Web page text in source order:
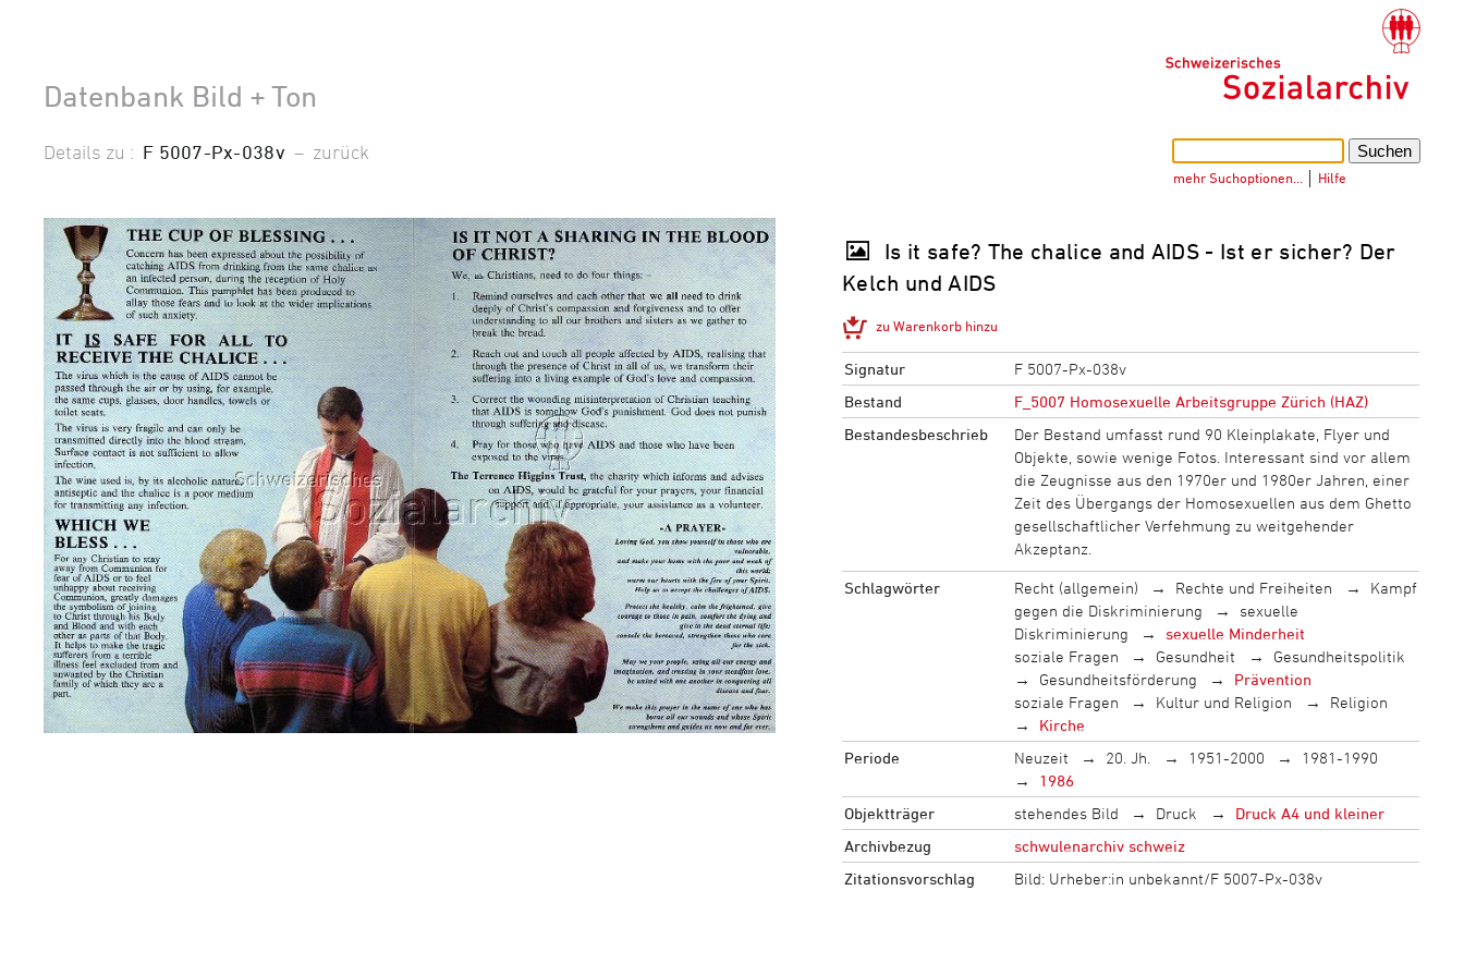
Datenbank Bild + Ton
mehr Suchoptionen… Hilfe
Details zu : F 5007-Px-038v – zurück
Is it safe? The chalice and AIDS - Ist er sicher? Der
Kelch und AIDS
zu Warenkorb hinzu
Signatur
F 5007-Px-038v
Bestand
F_5007 Homosexuelle Arbeitsgruppe Zürich (HAZ)
Bestandesbeschrieb
Der Bestand umfasst rund 90 Kleinplakate, Flyer und
Objekte, sowie wenige Fotos. Interessant sind vor allem
die Zeugnisse aus den 1970er und 1980er Jahren, einer
Zeit des Übergangs der Homosexuellen aus dem Ghetto
gesellschaftlicher Verfehmung zu weitgehender
Akzeptanz.
Schlagwörter Recht (allgemein) Rechte und Freiheiten
Kampf
gegen die Diskriminierung
sexuelle
Diskriminierung
sexuelle Minderheit
soziale Fragen
Gesundheit
Gesundheitspolitik
Gesundheitsförderung
Prävention
soziale Fragen
Kultur und Religion
Religion
Kirche
Periode
Neuzeit 20. Jh. 1951-2000
1981-1990
1986
Objektträger
stehendes Bild Druck
Druck A4 und kleiner
Archivbezug
schwulenarchiv schweiz
Zitationsvorschlag
Bild: Urheber:in unbekannt/F 5007-Px-038v